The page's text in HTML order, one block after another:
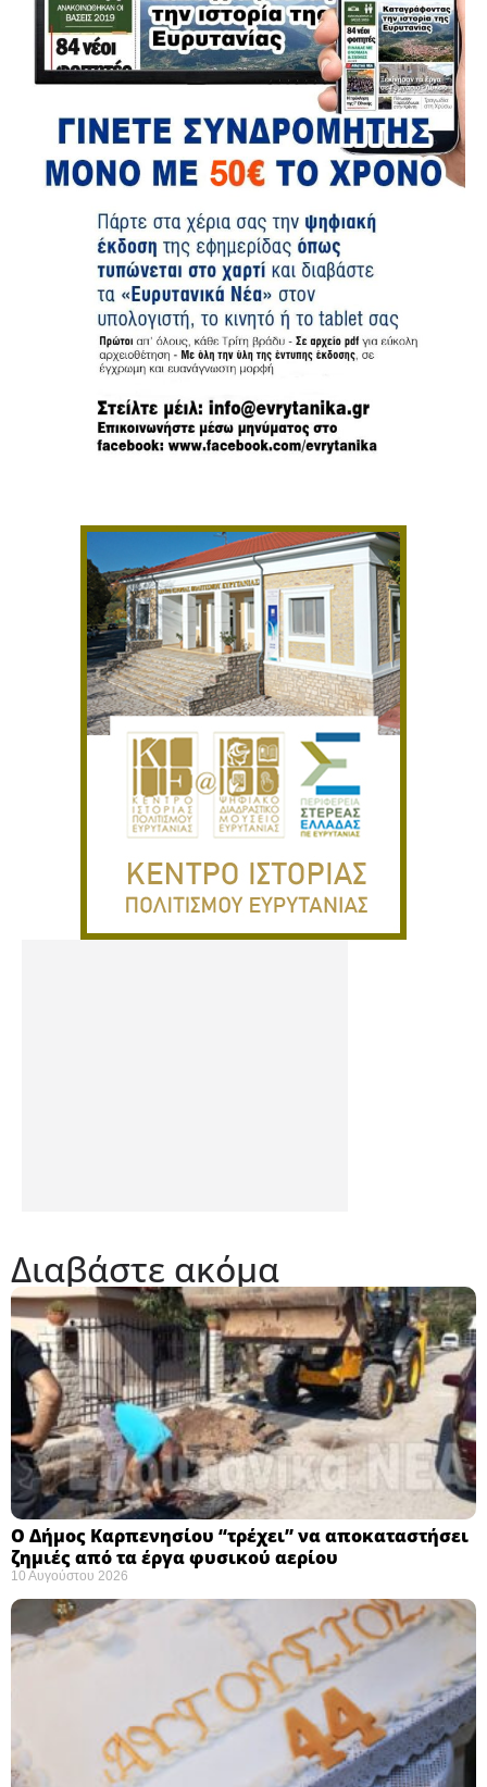
Διαβάστε ακόμα
Ο Δήμος Καρπενησίου “τρέχει” να αποκαταστήσει
ζημιές από τα έργα φυσικού αερίου
10 Αυγούστου 2026